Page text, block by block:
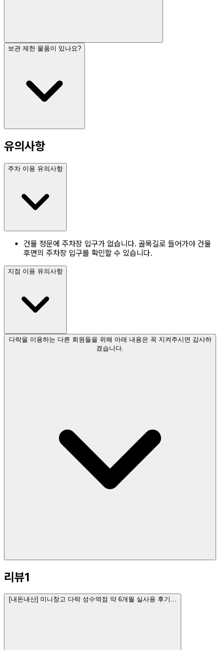
보관 제한 물품이 있나요?
유의사항
주차 이용 유의사항
건물 정문에 주차장 입구가 없습니다. 골목길로 들어가야 건물
후면의 주차장 입구를 확인할 수 있습니다.
지점 이용 유의사항
다락을 이용하는 다른 회원들을 위해 아래 내용은 꼭 지켜주시면 감사하
겠습니다.
리뷰1